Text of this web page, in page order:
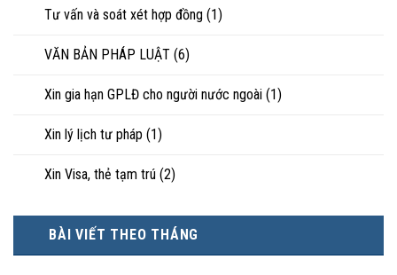
Tư vấn và soát xét hợp đồng (1)
VĂN BẢN PHÁP LUẬT (6)
Xin gia hạn GPLĐ cho người nước ngoài (1)
Xin lý lịch tư pháp (1)
Xin Visa, thẻ tạm trú (2)
BÀI VIẾT THEO THÁNG